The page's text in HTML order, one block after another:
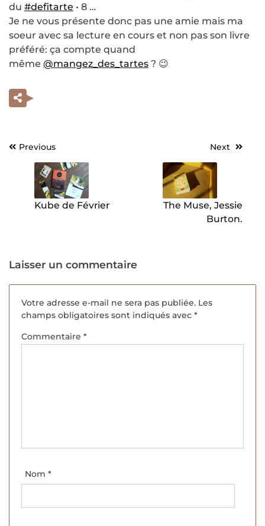
du #defitarte • 8 …
Je ne vous présente donc pas une amie mais ma
soeur avec sa lecture en cours et non pas son livre
préféré: ça compte quand
même @mangez_des_tartes ? 😉
Navigation
l’article
Previous
Kube de Février
Next
The Muse, Jessie
Burton.
Laisser un commentaire
Votre adresse e-mail ne sera pas publiée. Les
champs obligatoires sont indiqués avec *
Commentaire *
Nom *